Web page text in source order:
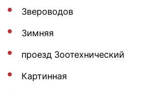
Звероводов
Зимняя
проезд Зоотехнический
Картинная